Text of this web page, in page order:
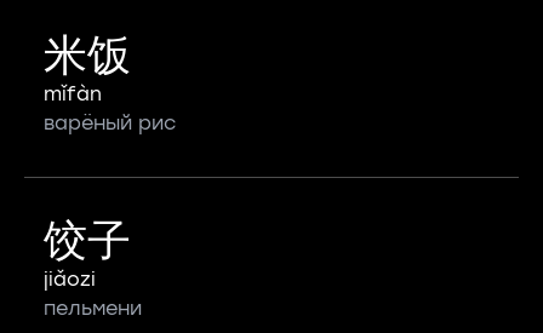
米饭
mǐfàn
варёный рис
饺子
jiǎozi
пельмени